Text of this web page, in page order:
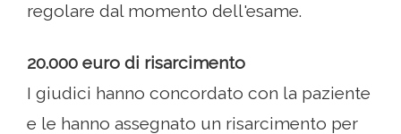
regolare dal momento dell'esame.
20.000 euro di risarcimento
I giudici hanno concordato con la paziente
e le hanno assegnato un risarcimento per